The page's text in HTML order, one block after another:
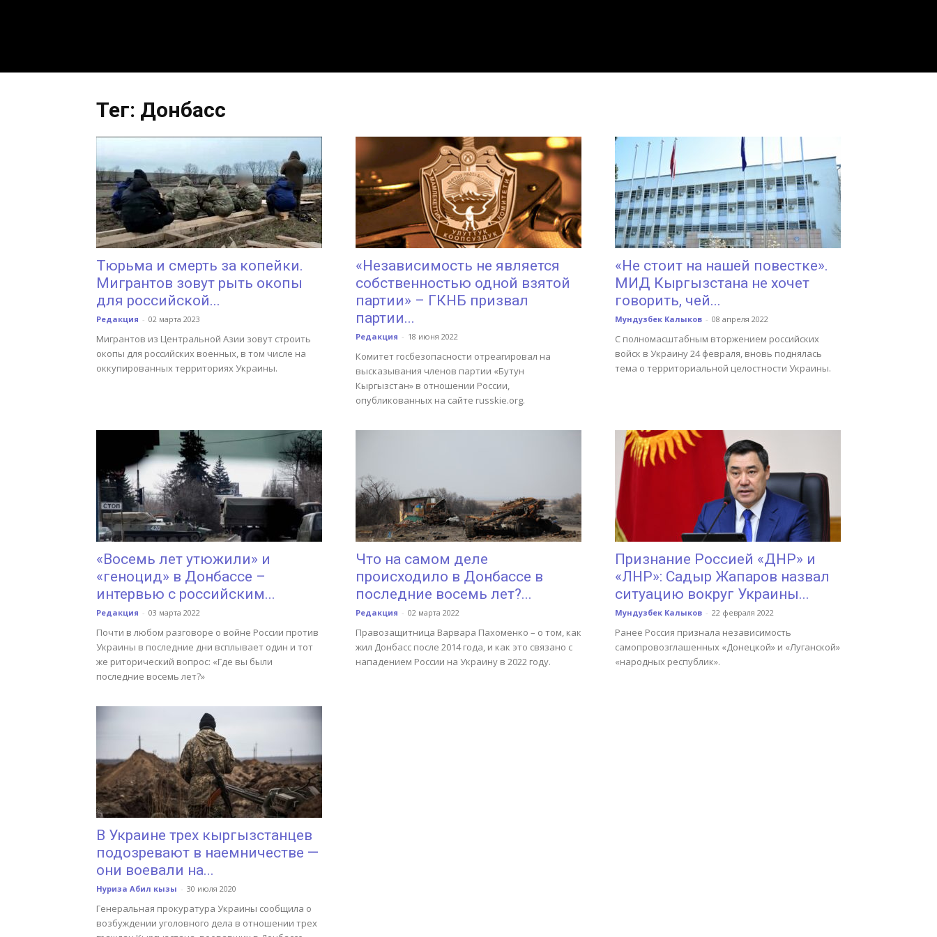
Тег: Донбасс
Тюрьма и смерть за копейки.
Мигрантов зовут рыть окопы
для российской...
Редакция - 02 марта 2023
Мигрантов из Центральной Азии зовут строить
окопы для российских военных, в том числе на
оккупированных территориях Украины.
«Независимость не является
собственностью одной взятой
партии» – ГКНБ призвал
партии...
Редакция - 18 июня 2022
Комитет госбезопасности отреагировал на
высказывания членов партии «Бутун
Кыргызстан» в отношении России,
опубликованных на сайте russkie.org.
«Не стоит на нашей повестке».
МИД Кыргызстана не хочет
говорить, чей...
Мундузбек Калыков - 08 апреля 2022
С полномасштабным вторжением российских
войск в Украину 24 февраля, вновь поднялась
тема о территориальной целостности Украины.
«Восемь лет утюжили» и
«геноцид» в Донбассе –
интервью с российским...
Редакция - 03 марта 2022
Почти в любом разговоре о войне России против
Украины в последние дни всплывает один и тот
же риторический вопрос: «Где вы были
последние восемь лет?»
Что на самом деле
происходило в Донбассе в
последние восемь лет?...
Редакция - 02 марта 2022
Правозащитница Варвара Пахоменко – о том, как
жил Донбасс после 2014 года, и как это связано с
нападением России на Украину в 2022 году.
Признание Россией «ДНР» и
«ЛНР»: Садыр Жапаров назвал
ситуацию вокруг Украины...
Мундузбек Калыков - 22 февраля 2022
Ранее Россия признала независимость
самопровозглашенных «Донецкой» и «Луганской»
«народных республик».
В Украине трех кыргызстанцев
подозревают в наемничестве —
они воевали на...
Нуриза Абил кызы - 30 июля 2020
Генеральная прокуратура Украины сообщила о
возбуждении уголовного дела в отношении трех